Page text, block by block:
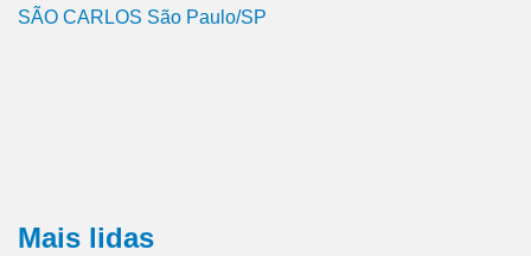
SÃO CARLOS São Paulo/SP
Mais lidas